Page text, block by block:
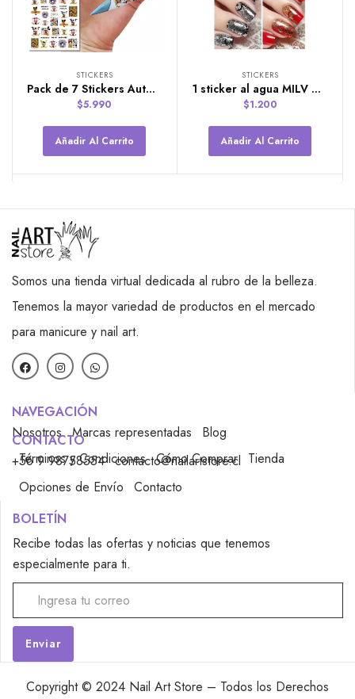
STICKERS
Pack de 7 Stickers Autoadhesivos de Mickey Jumbo
$5.990
Añadir Al Carrito
STICKERS
1 sticker al agua MILV ART. (FOIL)
$1.200
Añadir Al Carrito
Somos una tienda virtual dedicada al rubro de la belleza.
Tenemos la mayor variedad de productos en el mercado
para manicure y nail art.
NAVEGACIÓN
Nosotros Marcas representadas
Blog
Términos y Condiciones Cómo Comprar Tienda
CONTACTO
+56 9 98758554 contacto@nailartstore.cl
Opciones de Envío
Contacto
BOLETÍN
Recibe todas las ofertas y noticias que tenemos
especialmente para ti.
Copyright © 2024 Nail Art Store – Todos los Derechos